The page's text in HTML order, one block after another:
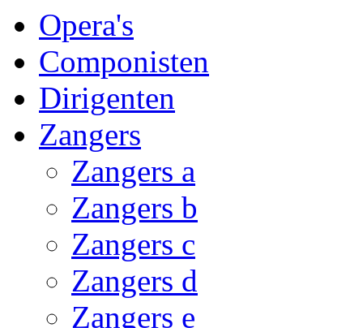
Opera's
Componisten
Dirigenten
Zangers
Zangers a
Zangers b
Zangers c
Zangers d
Zangers e